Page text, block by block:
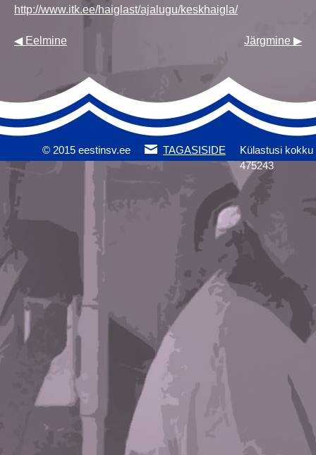
http://www.itk.ee/haiglast/ajalugu/keskhaigla/
◀ Eelmine Järgmine ▶
© 2015 eestinsv.ee TAGASISIDE
Külastusi kokku
475243